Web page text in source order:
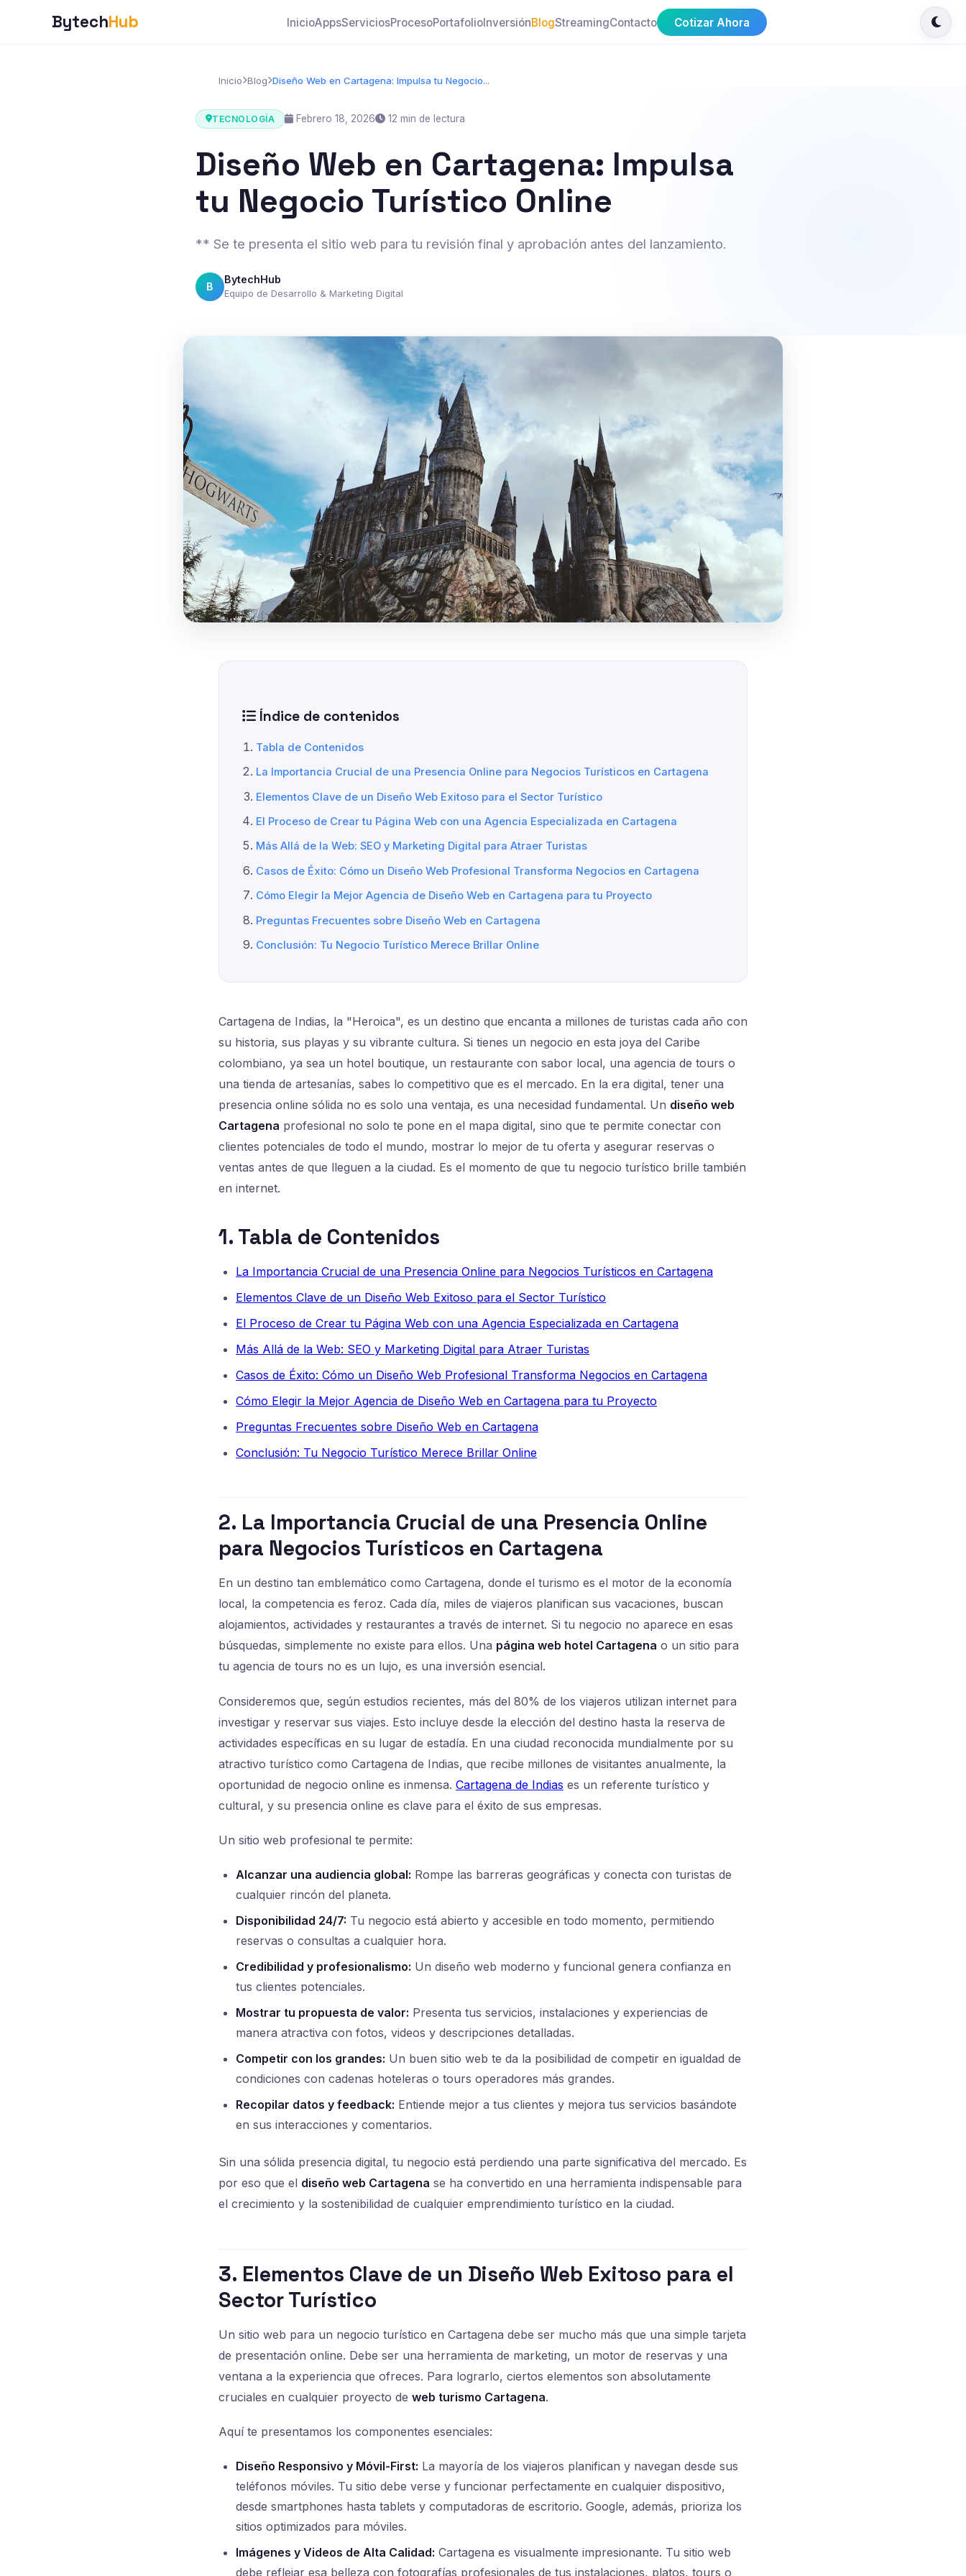
BytechHub InicioAppsServiciosProcesoPortafolioInversiónBlogStreamingContacto Cotizar Ahora
Inicio Blog Diseño Web en Cartagena: Impulsa tu Negocio...
TECNOLOGÍA Febrero 18, 2026 12 min de lectura
Diseño Web en Cartagena: Impulsa
tu Negocio Turístico Online
** Se te presenta el sitio web para tu revisión final y aprobación antes del lanzamiento.
B
BytechHub
Equipo de Desarrollo & Marketing Digital
Índice de contenidos
Tabla de Contenidos
La Importancia Crucial de una Presencia Online para Negocios Turísticos en Cartagena
Elementos Clave de un Diseño Web Exitoso para el Sector Turístico
El Proceso de Crear tu Página Web con una Agencia Especializada en Cartagena
Más Allá de la Web: SEO y Marketing Digital para Atraer Turistas
Casos de Éxito: Cómo un Diseño Web Profesional Transforma Negocios en Cartagena
Cómo Elegir la Mejor Agencia de Diseño Web en Cartagena para tu Proyecto
Preguntas Frecuentes sobre Diseño Web en Cartagena
Conclusión: Tu Negocio Turístico Merece Brillar Online
Cartagena de Indias, la "Heroica", es un destino que encanta a millones de turistas cada año con
su historia, sus playas y su vibrante cultura. Si tienes un negocio en esta joya del Caribe
colombiano, ya sea un hotel boutique, un restaurante con sabor local, una agencia de tours o
una tienda de artesanías, sabes lo competitivo que es el mercado. En la era digital, tener una
presencia online sólida no es solo una ventaja, es una necesidad fundamental. Un diseño web
Cartagena profesional no solo te pone en el mapa digital, sino que te permite conectar con
clientes potenciales de todo el mundo, mostrar lo mejor de tu oferta y asegurar reservas o
ventas antes de que lleguen a la ciudad. Es el momento de que tu negocio turístico brille también
en internet.
1. Tabla de Contenidos
La Importancia Crucial de una Presencia Online para Negocios Turísticos en Cartagena
Elementos Clave de un Diseño Web Exitoso para el Sector Turístico
El Proceso de Crear tu Página Web con una Agencia Especializada en Cartagena
Más Allá de la Web: SEO y Marketing Digital para Atraer Turistas
Casos de Éxito: Cómo un Diseño Web Profesional Transforma Negocios en Cartagena
Cómo Elegir la Mejor Agencia de Diseño Web en Cartagena para tu Proyecto
Preguntas Frecuentes sobre Diseño Web en Cartagena
Conclusión: Tu Negocio Turístico Merece Brillar Online
2. La Importancia Crucial de una Presencia Online
para Negocios Turísticos en Cartagena
En un destino tan emblemático como Cartagena, donde el turismo es el motor de la economía
local, la competencia es feroz. Cada día, miles de viajeros planifican sus vacaciones, buscan
alojamientos, actividades y restaurantes a través de internet. Si tu negocio no aparece en esas
búsquedas, simplemente no existe para ellos. Una página web hotel Cartagena o un sitio para
tu agencia de tours no es un lujo, es una inversión esencial.
Consideremos que, según estudios recientes, más del 80% de los viajeros utilizan internet para
investigar y reservar sus viajes. Esto incluye desde la elección del destino hasta la reserva de
actividades específicas en su lugar de estadía. En una ciudad reconocida mundialmente por su
atractivo turístico como Cartagena de Indias, que recibe millones de visitantes anualmente, la
oportunidad de negocio online es inmensa. Cartagena de Indias es un referente turístico y
cultural, y su presencia online es clave para el éxito de sus empresas.
Un sitio web profesional te permite:
Alcanzar una audiencia global: Rompe las barreras geográficas y conecta con turistas de
cualquier rincón del planeta.
Disponibilidad 24/7: Tu negocio está abierto y accesible en todo momento, permitiendo
reservas o consultas a cualquier hora.
Credibilidad y profesionalismo: Un diseño web moderno y funcional genera confianza en
tus clientes potenciales.
Mostrar tu propuesta de valor: Presenta tus servicios, instalaciones y experiencias de
manera atractiva con fotos, videos y descripciones detalladas.
Competir con los grandes: Un buen sitio web te da la posibilidad de competir en igualdad de
condiciones con cadenas hoteleras o tours operadores más grandes.
Recopilar datos y feedback: Entiende mejor a tus clientes y mejora tus servicios basándote
en sus interacciones y comentarios.
Sin una sólida presencia digital, tu negocio está perdiendo una parte significativa del mercado. Es
por eso que el diseño web Cartagena se ha convertido en una herramienta indispensable para
el crecimiento y la sostenibilidad de cualquier emprendimiento turístico en la ciudad.
3. Elementos Clave de un Diseño Web Exitoso para el
Sector Turístico
Un sitio web para un negocio turístico en Cartagena debe ser mucho más que una simple tarjeta
de presentación online. Debe ser una herramienta de marketing, un motor de reservas y una
ventana a la experiencia que ofreces. Para lograrlo, ciertos elementos son absolutamente
cruciales en cualquier proyecto de web turismo Cartagena.
Aquí te presentamos los componentes esenciales:
Diseño Responsivo y Móvil-First: La mayoría de los viajeros planifican y navegan desde sus
teléfonos móviles. Tu sitio debe verse y funcionar perfectamente en cualquier dispositivo,
desde smartphones hasta tablets y computadoras de escritorio. Google, además, prioriza los
sitios optimizados para móviles.
Imágenes y Videos de Alta Calidad: Cartagena es visualmente impresionante. Tu sitio web
debe reflejar esa belleza con fotografías profesionales de tus instalaciones, platos, tours o